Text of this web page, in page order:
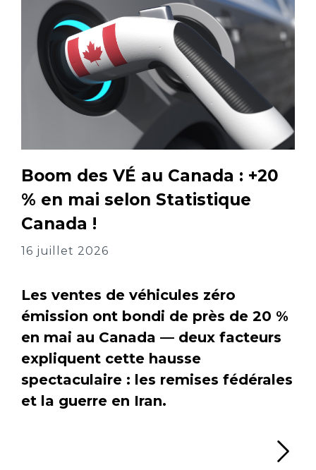
Boom des VÉ au Canada : +20
% en mai selon Statistique
Canada !
16 juillet 2026
Les ventes de véhicules zéro
émission ont bondi de près de 20 %
en mai au Canada — deux facteurs
expliquent cette hausse
spectaculaire : les remises fédérales
et la guerre en Iran.